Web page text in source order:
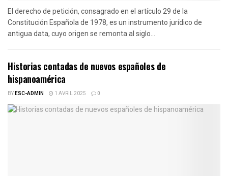
El derecho de petición, consagrado en el artículo 29 de la
Constitución Española de 1978, es un instrumento jurídico de
antigua data, cuyo origen se remonta al siglo...
Historias contadas de nuevos españoles de
hispanoamérica
BYESC-ADMIN 1 AVRIL 2025 0